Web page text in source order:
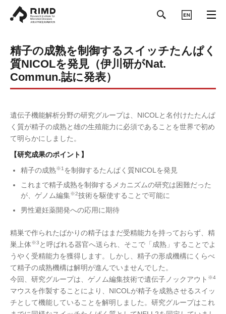
精子の成熟を制御するスイッチたんぱく
質NICOLを発見（伊川研がNat.
Commun.誌に発表）
遺伝子機能解析分野の研究グループは、NICOLと名付けたたんぱ
く質が精子の成熟と雄の生殖能力に必須であることを世界で初め
て明らかにしました。
【研究成果のポイント】
精子の成熟※1を制御するたんぱく質NICOLを発見
これまで精子成熟を制御するメカニズムの研究は困難だった
が、ゲノム編集※2技術を駆使することで可能に
男性避妊薬開発への応用に期待
精巣で作られたばかりの精子はまだ受精能力を持っておらず、精
巣上体※3 と呼ばれる器官へ送られ、そこで「成熟」することでよ
うやく受精能力を獲得します。しかし、精子の形成機構にくらべ
て精子の成熟機構は解明が進んでいませんでした。
今回、研究グループは、ゲノム編集技術で遺伝子ノックアウト ※4
マウスを作製することにより、NICOLが精子を成熟させるスイッ
チとして機能していることを解明しました。研究グループはこれ